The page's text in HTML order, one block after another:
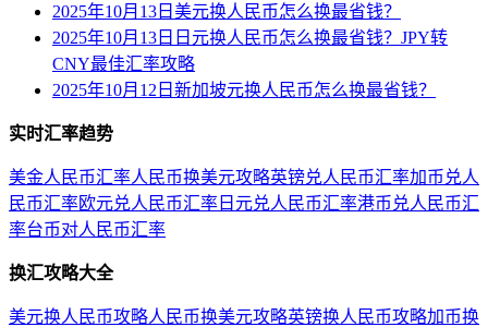
2025年10月13日美元换人民币怎么换最省钱？
2025年10月13日日元换人民币怎么换最省钱？JPY转
CNY最佳汇率攻略
2025年10月12日新加坡元换人民币怎么换最省钱？
实时汇率趋势
美金人民币汇率人民币换美元攻略英镑兑人民币汇率加币兑人
民币汇率欧元兑人民币汇率 日元兑人民币汇率港币兑人民币汇
率台币对人民币汇率
换汇攻略大全
美元换人民币攻略人民币换美元攻略英镑换人民币攻略加币换